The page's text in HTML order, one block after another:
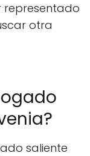
representado
otra
saliente